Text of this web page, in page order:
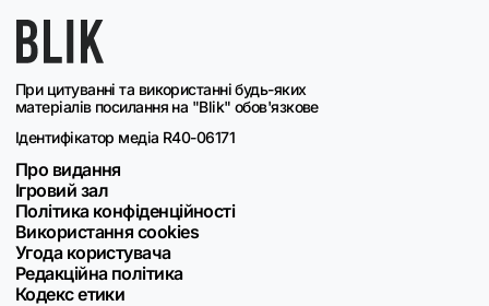
При цитуванні та використанні будь-яких
матеріалів посилання на "Blik" обов'язкове
Ідентифікатор медіа R40-06171
Про видання
Ігровий зал
Політика конфіденційності
Використання cookies
Угода користувача
Редакційна політика
Кодекс етики